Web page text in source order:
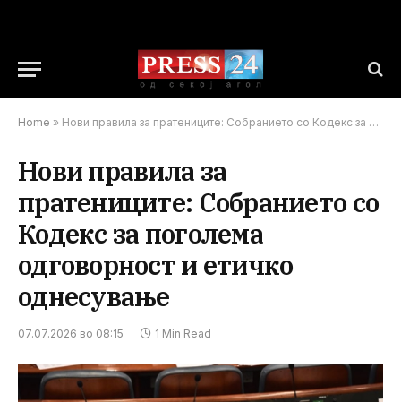
Home » Нови правила за пратениците: Собранието со Кодекс за поголема одговорност и етичко однесување
Нови правила за
пратениците: Собранието со
Кодекс за поголема
одговорност и етичко
однесување
07.07.2026 во 08:15 1 Min Read